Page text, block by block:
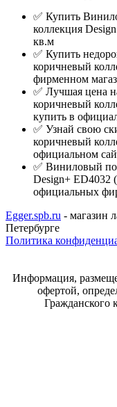
✅ Купить
коллекция
кв.м
✅ Купить
коричневый
фирменном
✅ Лучшая цена
коричневый
купить в
✅ Узнай свою
коричневый
официальном
✅ Виниловый
Design+ ED4032
официальных
Egger.spb.ru - магазин
Петербурге
Политика
Информация,
офертой,
Гражданского